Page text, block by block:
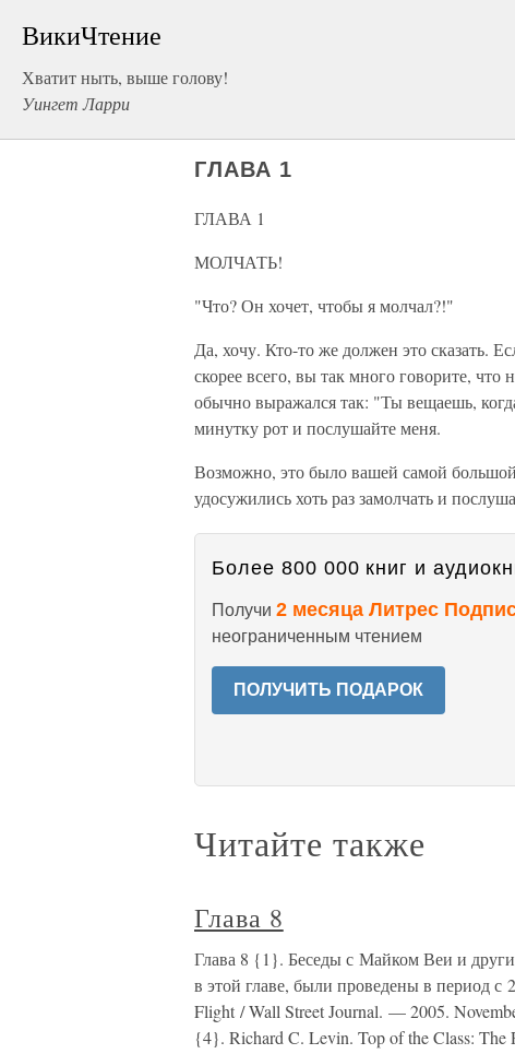
ВикиЧтение
Хватит ныть, выше голову!
Уингет Ларри
ГЛАВА 1
ГЛАВА 1
МОЛЧАТЬ!
"Что? Он хочет, чтобы я молчал?!"
Да, хочу. Кто-то же должен это сказать.
скорее всего, вы так много говорите,
обычно выражался так: "Ты вещаешь,
минутку рот и послушайте меня.
Возможно, это было вашей самой
удосужились хоть раз замолчать и
Более 800 000 книг и
Получи 2 месяца Литрес
неограниченным чтением
ПОЛУЧИТЬ ПОДАРОК
Читайте также
Глава 8
Глава 8 {1}. Беседы с Майком Веи и
в этой главе, были проведены в период
Flight / Wall Street Journal. — 2005.
{4}. Richard C. Levin. Top of the Class: